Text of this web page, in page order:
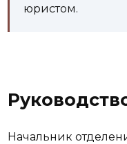
юристом.
Начальник